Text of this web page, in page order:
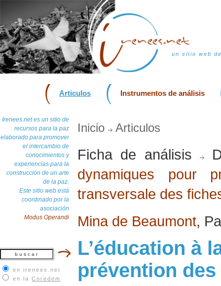
un sitio web
Articulos Instrumentos de análisis
Irenees.net es un sitio de
recursos para la paz
elaborado para promover
el intercambio de
conocimientos y
experiencias para la
construcción de un arte
de la paz.
Este sitio web está
coordinado por la
asociación
Modus Operandi
en irenees.net
en la Coredem
Inicio Articulos
Ficha de análisis
dynamiques pour
transversale des
Mina de Beaumont,
L’éducation à
prévention